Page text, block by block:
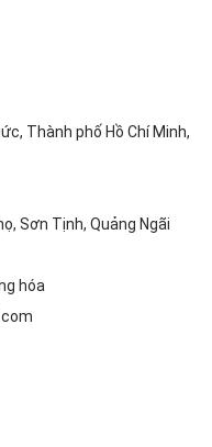
Thành phố Hồ Chí Minh,
Sơn Tịnh, Quảng Ngãi
hóa